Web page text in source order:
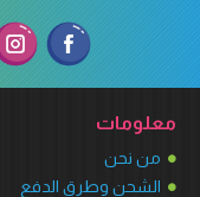
معلومات
من نحن
الشحن وطرق الدفع